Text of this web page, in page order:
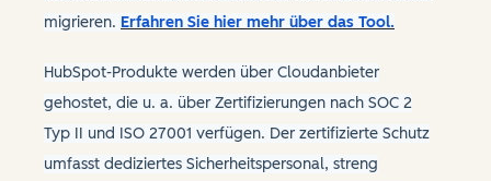
migrieren. Erfahren Sie hier mehr über das Tool.
HubSpot-Produkte werden über Cloudanbieter
gehostet, die u. a. über Zertifizierungen nach SOC 2
Typ II und ISO 27001 verfügen. Der zertifizierte Schutz
umfasst dediziertes Sicherheitspersonal, streng